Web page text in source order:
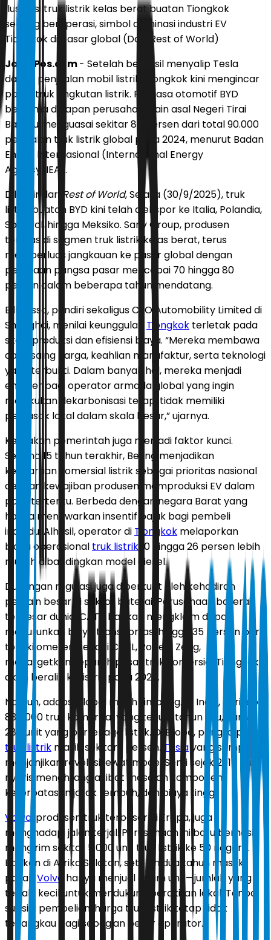
Ilustrasi truk listrik kelas berat buatan Tiongkok
sedang beroperasi, simbol dominasi industri EV
Tiongkok di pasar global (Dok. Rest of World)
JawaPos.com- Setelah berhasil menyalip Tesla
dalam penjualan mobil listrik, Tiongkok kini mengincar
pasar truk angkutan listrik. Raksasa otomotif BYD
bersama delapan perusahaan lain asal Negeri Tirai
Bambu menguasai sekitar 80 persen dari total 90.000
penjualan truk listrik global pada 2024, menurut Badan
Energi Internasional (International Energy
Agency/IEA).
Dilansir dari Rest of World, Selasa (30/9/2025), truk
listrik buatan BYD kini telah diekspor ke Italia, Polandia,
Spanyol, hingga Meksiko. Sany Group, produsen
teratas di segmen truk listrik kelas berat, terus
memperluas jangkauan ke pasar global dengan
perkiraan pangsa pasar mencapai 70 hingga 80
persen dalam beberapa tahun mendatang.
Bill Russo, pendiri sekaligus CEO Automobility Limited di
Shanghai, menilai keunggulan Tiongkok terletak pada
skala produksi dan efisiensi biaya. “Mereka membawa
daya saing harga, keahlian manufaktur, serta teknologi
yang terbukti. Dalam banyak hal, mereka menjadi
enabler bagi operator armada global yang ingin
melakukan dekarbonisasi tetapi tidak memiliki
pemasok lokal dalam skala besar,” ujarnya.
Kebijakan pemerintah juga menjadi faktor kunci.
Selama 15 tahun terakhir, Beijing menjadikan
kendaraan komersial listrik sebagai prioritas nasional
dengan kewajiban produsen memproduksi EV dalam
porsi tertentu. Berbeda dengan negara Barat yang
hanya menawarkan insentif pajak bagi pembeli
individu. Alhasil, operator di Tiongkok melaporkan
biaya operasional truk listrik 10 hingga 26 persen lebih
murah dibandingkan model diesel.
Dukungan regulasi juga diperkuat oleh kehadiran
pemain besar di sektor baterai. Perusahaan baterai
terbesar dunia, CATL, bahkan mengklaim dapat
menurunkan biaya transportasi hingga 35 persen per
ton-kilometer. Pendiri CATL, Robert Zeng,
menargetkan separuh pasar truk komersial Tiongkok
akan beralih ke listrik pada 2028.
Namun, adopsi global masih timpang. Di India, dari lebih
834.000 truk komersial yang terjual tahun lalu, hanya
280 unit yang bertenaga listrik. Di Eropa, pangsa pasar
truk listrik masih sekitar 1 persen. Teslayang sempat
menjanjikan revolusi lewat model Semi sejak 2017 pun
nyaris menghilang akibat masalah komponen,
keterbatasan jarak tempuh, dan biaya tinggi.
Volvo , produsen truk terbesar di Eropa, juga
menghadapi jalan terjal. Perusahaan ini baru berhasil
mengirim sekitar 5.000 unit truk listrik ke 50 negara.
Bahkan di Afrika Selatan, setelah dua tahun masuk
pasar, Volvo hanya menjual enam unit—jumlah yang
terlalu kecil untuk mendukung perakitan lokal. Tanpa
subsidi pembelian, harga truk listrik tetap tidak
terjangkau bagi sebagian besar operator.